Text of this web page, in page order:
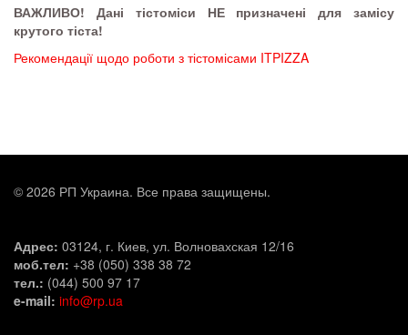
ВАЖЛИВО! Дані тістоміси НЕ призначені для замісу
крутого тіста!
Рекомендації щодо роботи з тістомісами ITPIZZA
© 2026 РП Украина. Все права защищены.
Адрес: 03124, г. Киев, ул. Волновахская 12/16
моб.тел: +38 (050) 338 38 72
тел.: (044) 500 97 17
e-mail: info@rp.ua